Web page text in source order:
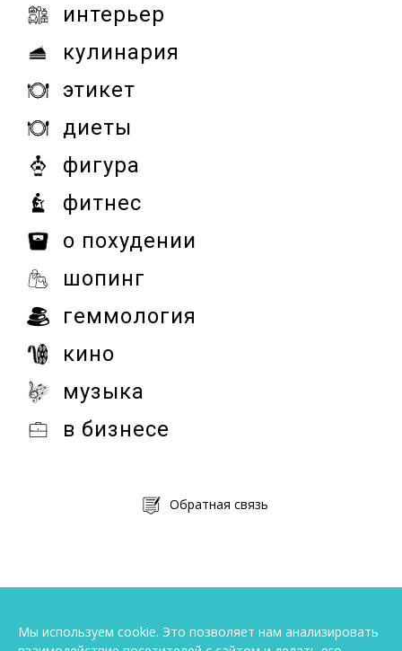
интерьер
кулинария
этикет
диеты
фигура
фитнес
о похудении
шопинг
геммология
кино
музыка
в бизнесе
Обратная связь
Мы используем cookie. Это позволяет нам анализировать